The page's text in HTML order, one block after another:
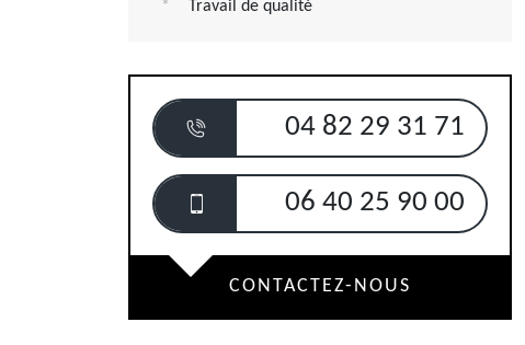
Travail de qualité
04 82 29 31 71
06 40 25 90 00
CONTACTEZ-NOUS